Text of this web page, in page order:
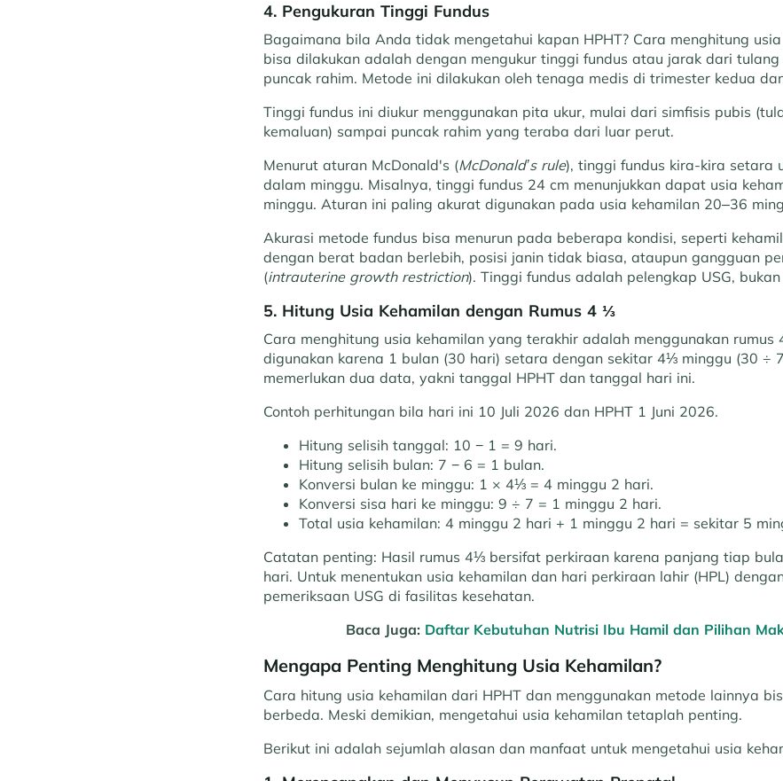
4. Pengukuran Tinggi Fundus
Bagaimana bila Anda tidak mengetahui kapan HPHT? Cara menghitung
bisa dilakukan adalah dengan mengukur tinggi fundus atau jarak dari
puncak rahim. Metode ini dilakukan oleh tenaga medis di trimester kedua
Tinggi fundus ini diukur menggunakan pita ukur, mulai dari simfisis pubis
kemaluan) sampai puncak rahim yang teraba dari luar perut.
Menurut aturan McDonald's (McDonald’s rule), tinggi fundus kira-kira setara
dalam minggu. Misalnya, tinggi fundus 24 cm menunjukkan dapat usia
minggu. Aturan ini paling akurat digunakan pada usia kehamilan 20–36
Akurasi metode fundus bisa menurun pada beberapa kondisi, seperti
dengan berat badan berlebih, posisi janin tidak biasa, ataupun gangguan
(intrauterine growth restriction). Tinggi fundus adalah pelengkap USG,
5. Hitung Usia Kehamilan dengan Rumus 4 ⅓
Cara menghitung usia kehamilan yang terakhir adalah menggunakan
digunakan karena 1 bulan (30 hari) setara dengan sekitar 4⅓ minggu (30 ÷
memerlukan dua data, yakni tanggal HPHT dan tanggal hari ini.
Contoh perhitungan bila hari ini 10 Juli 2026 dan HPHT 1 Juni 2026.
Hitung selisih tanggal: 10 − 1 = 9 hari.
Hitung selisih bulan: 7 − 6 = 1 bulan.
Konversi bulan ke minggu: 1 × 4⅓ = 4 minggu 2 hari.
Konversi sisa hari ke minggu: 9 ÷ 7 = 1 minggu 2 hari.
Total usia kehamilan: 4 minggu 2 hari + 1 minggu 2 hari = sekitar 5
Catatan penting: Hasil rumus 4⅓ bersifat perkiraan karena panjang tiap
hari. Untuk menentukan usia kehamilan dan hari perkiraan lahir (HPL)
pemeriksaan USG di fasilitas kesehatan.
Baca Juga: Daftar Kebutuhan Nutrisi Ibu Hamil dan Pilihan
Mengapa Penting Menghitung Usia Kehamilan?
Cara hitung usia kehamilan dari HPHT dan menggunakan metode lainnya
berbeda. Meski demikian, mengetahui usia kehamilan tetaplah penting.
Berikut ini adalah sejumlah alasan dan manfaat untuk mengetahui usia